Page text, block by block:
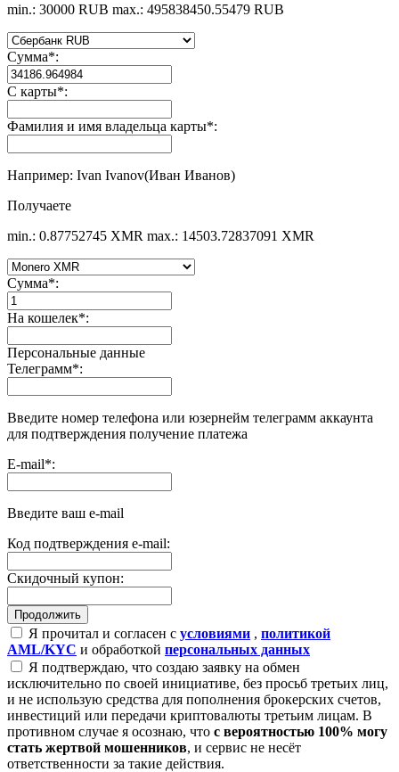
min.: 30000 RUB max.: 495838450.55479 RUB
Сумма*:
С карты*:
Фамилия и имя владельца карты*:
Например: Ivan Ivanov(Иван Иванов)
Получаете
min.: 0.87752745 XMR max.: 14503.72837091 XMR
Сумма*:
На кошелек*:
Персональные данные
Телеграмм*:
Введите номер телефона или юзернейм телеграмм аккаунта
для подтверждения получение платежа
E-mail*:
Введите ваш e-mail
Код подтверждения e-mail:
Скидочный купон:
Я прочитал и согласен с условиями , политикой
AML/KYC и обработкой персональных данных
Я подтверждаю, что создаю заявку на обмен
исключительно по своей инициативе, без просьб третьих лиц,
и не использую средства для пополнения брокерских счетов,
инвестиций или передачи криптовалюты третьим лицам. В
противном случае я осознаю, что с вероятностью 100% могу
стать жертвой мошенников, и сервис не несёт
ответственности за такие действия.